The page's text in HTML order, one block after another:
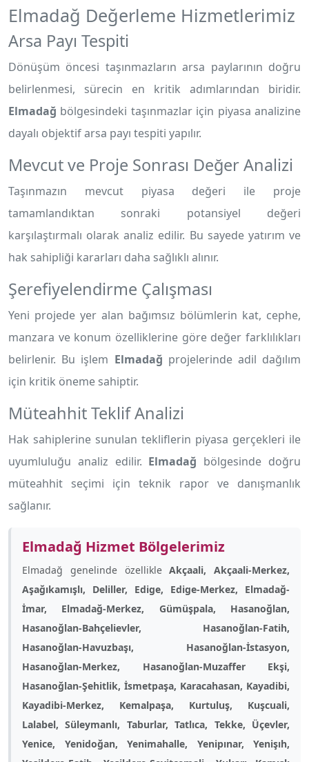
Elmadağ Değerleme Hizmetlerimiz
Arsa Payı Tespiti
Dönüşüm öncesi taşınmazların arsa paylarının doğru
belirlenmesi, sürecin en kritik adımlarından biridir.
Elmadağ bölgesindeki taşınmazlar için piyasa analizine
dayalı objektif arsa payı tespiti yapılır.
Mevcut ve Proje Sonrası Değer Analizi
Taşınmazın mevcut piyasa değeri ile proje
tamamlandıktan sonraki potansiyel değeri
karşılaştırmalı olarak analiz edilir. Bu sayede yatırım ve
hak sahipliği kararları daha sağlıklı alınır.
Şerefiyelendirme Çalışması
Yeni projede yer alan bağımsız bölümlerin kat, cephe,
manzara ve konum özelliklerine göre değer farklılıkları
belirlenir. Bu işlem Elmadağ projelerinde adil dağılım
için kritik öneme sahiptir.
Müteahhit Teklif Analizi
Hak sahiplerine sunulan tekliflerin piyasa gerçekleri ile
uyumluluğu analiz edilir. Elmadağ bölgesinde doğru
müteahhit seçimi için teknik rapor ve danışmanlık
sağlanır.
Elmadağ Hizmet Bölgelerimiz
Elmadağ genelinde özellikleAkçaali, Akçaali-Merkez,
Aşağıkamışlı, Deliller, Edige, Edige-Merkez, Elmadağ-
İmar, Elmadağ-Merkez, Gümüşpala, Hasanoğlan,
Hasanoğlan-Bahçelievler, Hasanoğlan-Fatih,
Hasanoğlan-Havuzbaşı, Hasanoğlan-İstasyon,
Hasanoğlan-Merkez, Hasanoğlan-Muzaffer Ekşi,
Hasanoğlan-Şehitlik, İsmetpaşa, Karacahasan, Kayadibi,
Kayadibi-Merkez, Kemalpaşa, Kurtuluş, Kuşcuali,
Lalabel, Süleymanlı, Taburlar, Tatlıca, Tekke, Üçevler,
Yenice, Yenidoğan, Yenimahalle, Yenipınar, Yenişıh,